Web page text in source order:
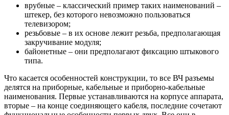
врубные – классический пример таких наименований –
штекер, без которого невозможно пользоваться
телевизором;
резьбовые – в их основе лежит резьба, предполагающая
закручивание модуля;
байонетные – они предполагают фиксацию штыкового
типа.
Что касается особенностей конструкции, то все ВЧ разъемы
делятся на приборные, кабельные и приборно-кабельные
наименования. Первые устанавливаются на корпусе аппарата,
вторые – на конце соединяющего кабеля, последние сочетают